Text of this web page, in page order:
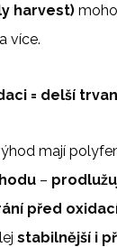
harvest)
a více.
= delší
mají
–
před
stabilnější i